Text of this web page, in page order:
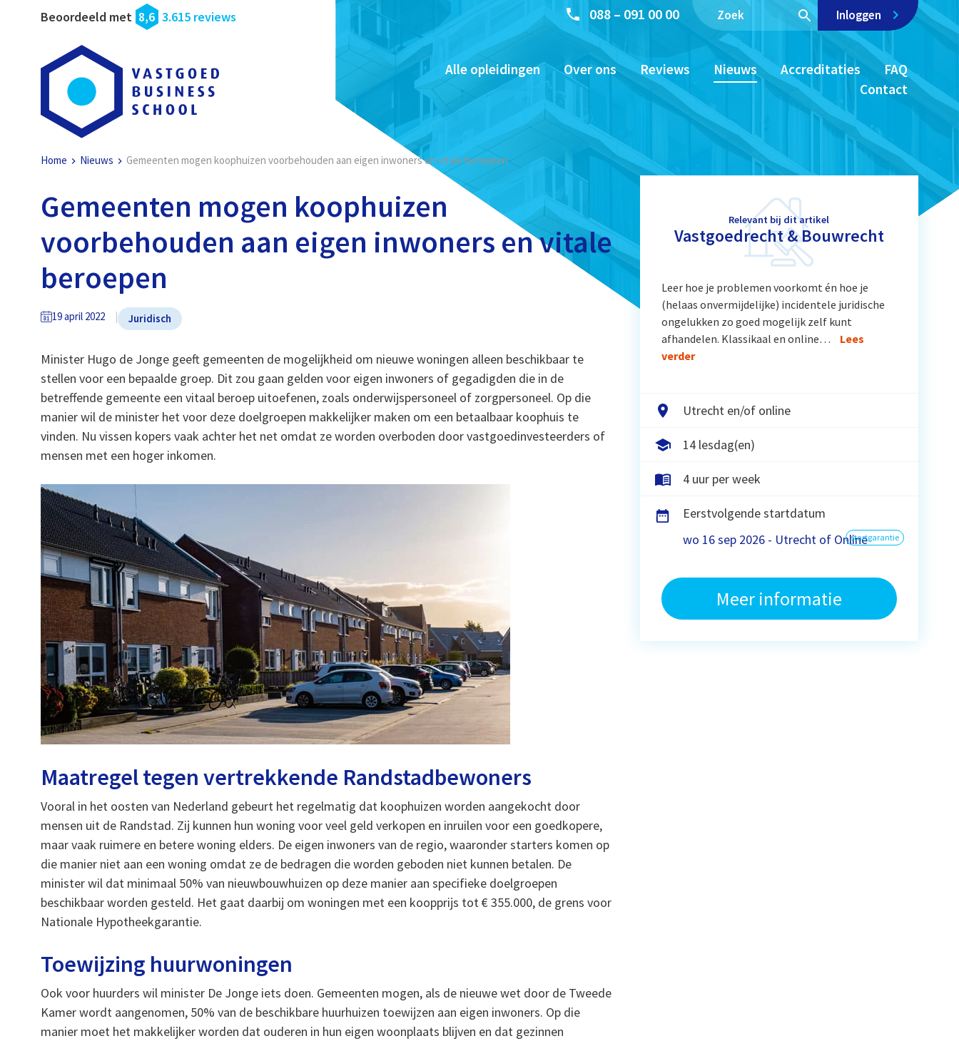
Beoordeeld met 8,6 3.615 reviews 088 – 091 00 00 Inloggen
Alle opleidingen Over ons Reviews Nieuws Accreditaties
FAQ
Contact
Home Nieuws Gemeenten mogen koophuizen voorbehouden aan eigen inwoners en vitale beroepen
Gemeenten mogen koophuizen
voorbehouden aan eigen inwoners en vitale
beroepen
19 april 2022 Juridisch
Minister Hugo de Jonge geeft gemeenten de mogelijkheid om nieuwe woningen alleen beschikbaar te
stellen voor een bepaalde groep. Dit zou gaan gelden voor eigen inwoners of gegadigden die in de
betreffende gemeente een vitaal beroep uitoefenen, zoals onderwijspersoneel of zorgpersoneel. Op die
manier wil de minister het voor deze doelgroepen makkelijker maken om een betaalbaar koophuis te
vinden. Nu vissen kopers vaak achter het net omdat ze worden overboden door vastgoedinvesteerders of
mensen met een hoger inkomen.
Maatregel tegen vertrekkende Randstadbewoners
Vooral in het oosten van Nederland gebeurt het regelmatig dat koophuizen worden aangekocht door
mensen uit de Randstad. Zij kunnen hun woning voor veel geld verkopen en inruilen voor een goedkopere,
maar vaak ruimere en betere woning elders. De eigen inwoners van de regio, waaronder starters komen op
die manier niet aan een woning omdat ze de bedragen die worden geboden niet kunnen betalen. De
minister wil dat minimaal 50% van nieuwbouwhuizen op deze manier aan specifieke doelgroepen
beschikbaar worden gesteld. Het gaat daarbij om woningen met een koopprijs tot € 355.000, de grens voor
Nationale Hypotheekgarantie.
Toewijzing huurwoningen
Ook voor huurders wil minister De Jonge iets doen. Gemeenten mogen, als de nieuwe wet door de Tweede
Kamer wordt aangenomen, 50% van de beschikbare huurhuizen toewijzen aan eigen inwoners. Op die
manier moet het makkelijker worden dat ouderen in hun eigen woonplaats blijven en dat gezinnen
Relevant bij dit artikel
Vastgoedrecht & Bouwrecht
Leer hoe je problemen voorkomt én hoe je
(helaas onvermijdelijke) incidentele juridische
ongelukken zo goed mogelijk zelf kunt
afhandelen. Klassikaal en online…
Lees
verder
Utrecht en/of online
14 lesdag(en)
4 uur per week
Eerstvolgende startdatum
wo 16 sep 2026 - Utrecht of Onlinestartgarantie
Meer informatie